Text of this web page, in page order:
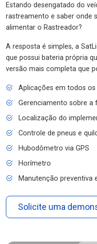
Estando desengatado do
rastreamento e saber onde
alimentar o Rastreador?
A resposta é simples, a
que possui bateria própria
versão mais completa que
Aplicações em todos
Gerenciamento sobre a
Localização do
Controle de pneus e
Hubodômetro via GPS
Horímetro
Manutenção preventiva
Solicite uma